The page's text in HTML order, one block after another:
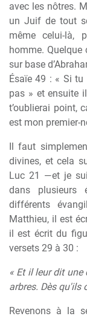
avec les nôtres.
un Juif de tout
même celui-là,
homme.
sur base
Ésaïe 49 : « Si
pas » et ensuite
t’oublierai point,
est mon premier-
Il faut
divines, et cela
Luc 21 —et je
dans plusieurs
différents
Matthieu, il est
il est écrit du
versets 29 à 30 :
« Et il leur dit
arbres. Dès qu'ils
Revenons à la